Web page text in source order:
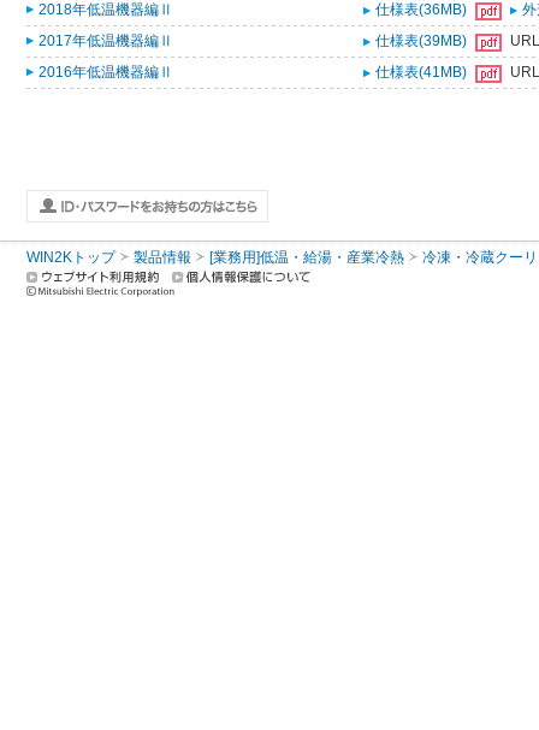
2018年低温機器編Ⅱ
仕様表(36MB)
2017年低温機器編Ⅱ
仕様表(39MB)
URL
2016年低温機器編Ⅱ
仕様表(41MB) URL
WIN2Kトップ 製品情報 [業務用]低温・給湯・産業冷熱 冷凍・冷蔵クー